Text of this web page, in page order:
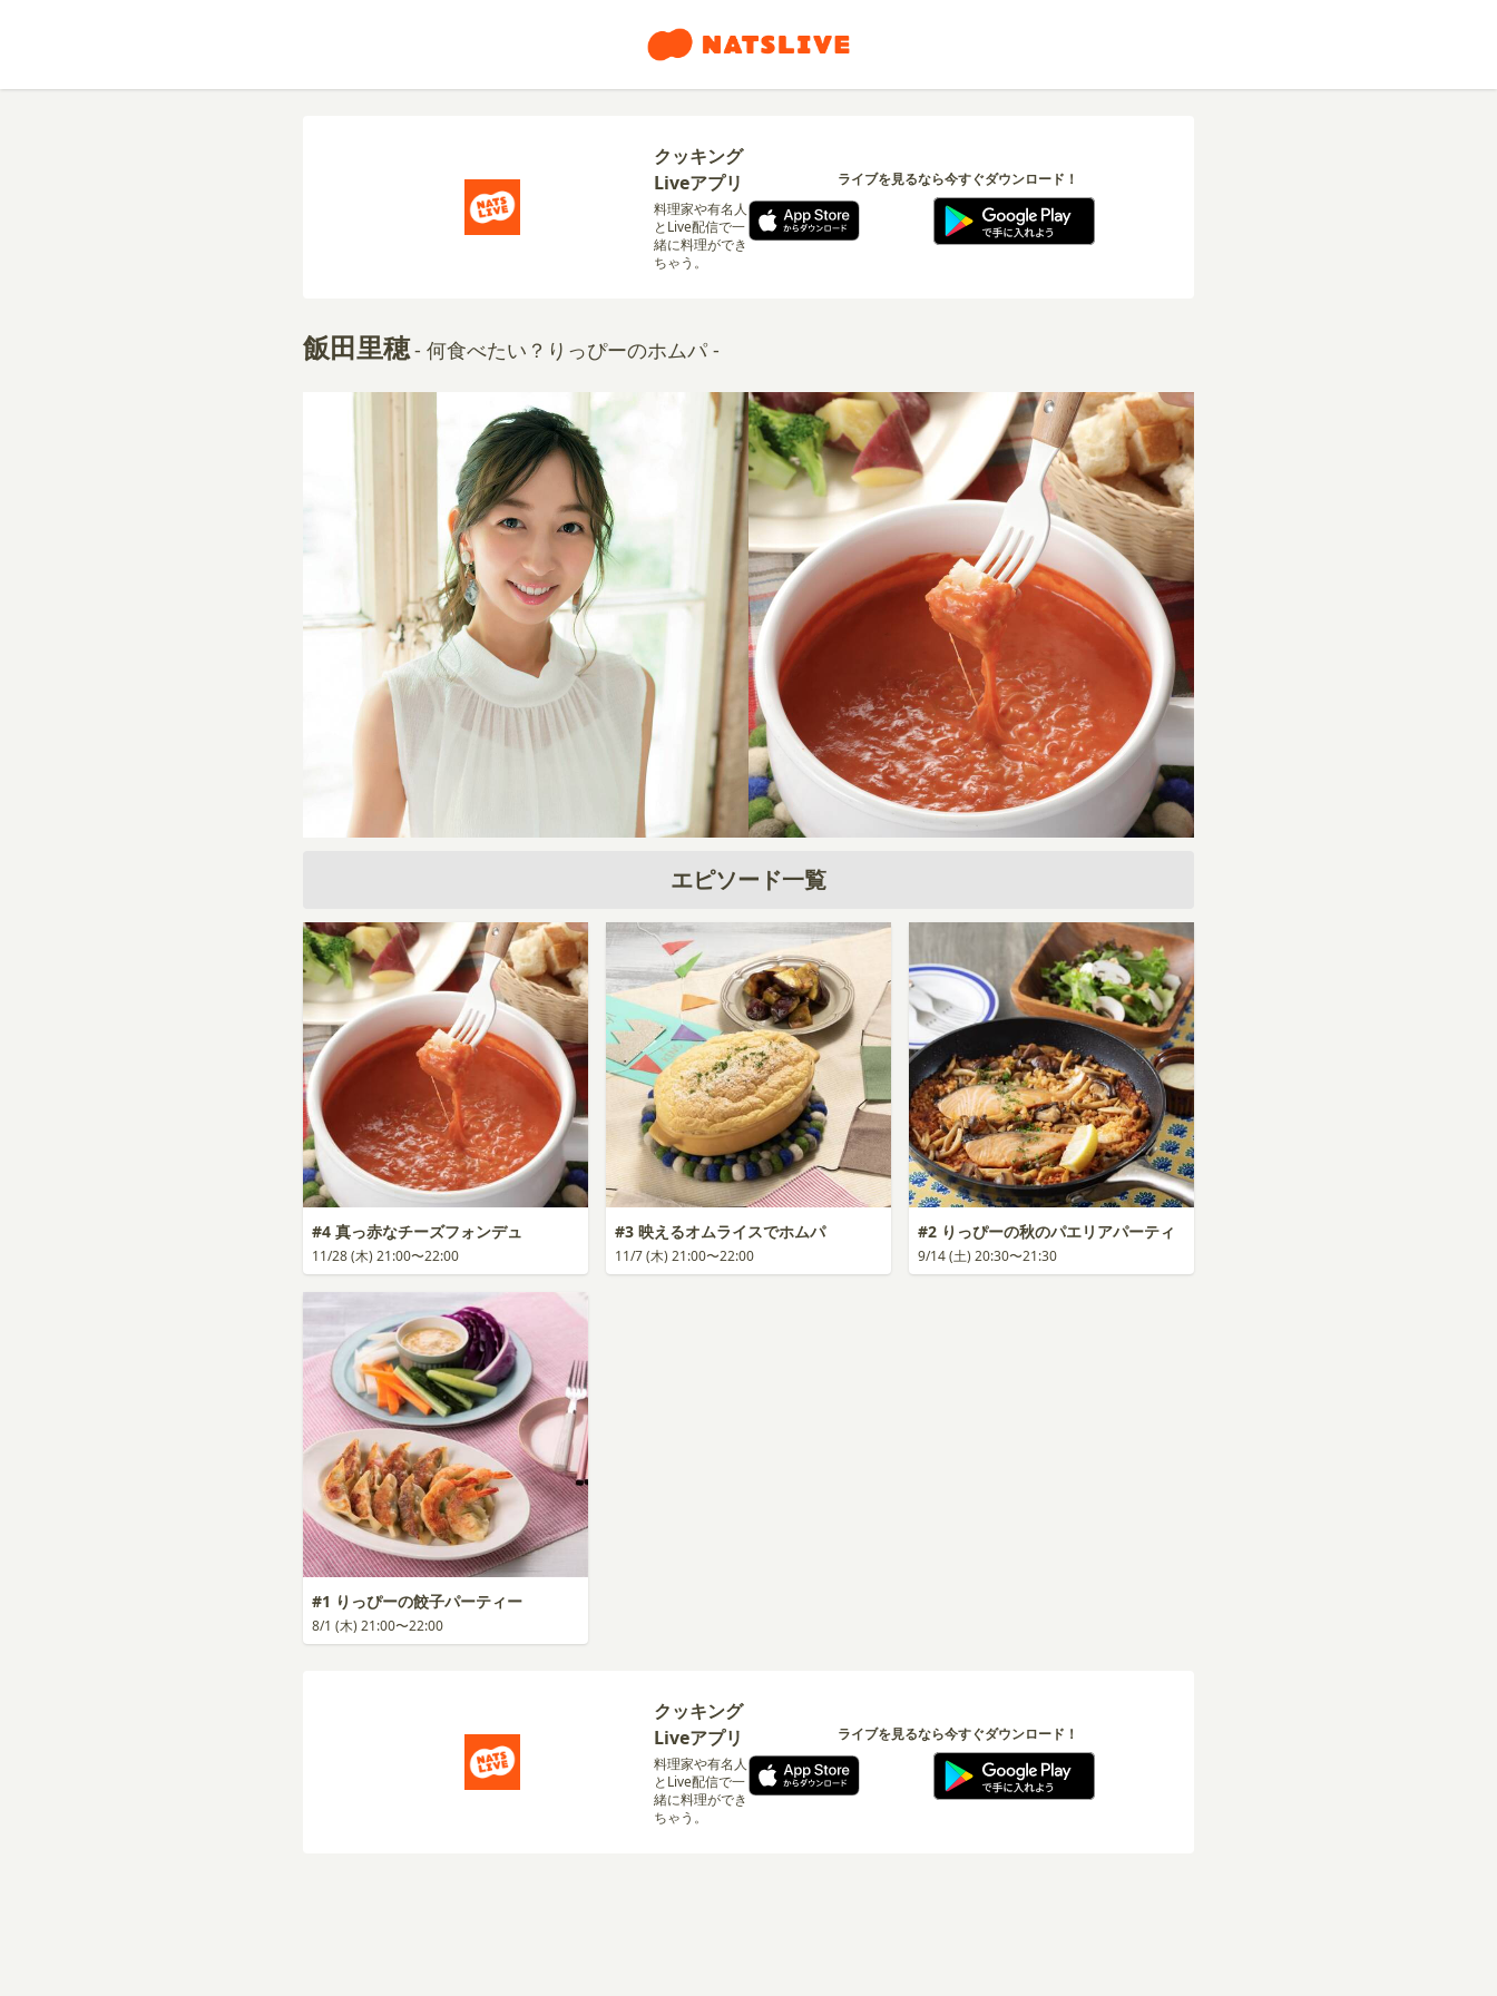
クッキング
Liveアプリ
料理家や有名人
とLive配信で一
緒に料理ができ
ちゃう。
ライブを見るなら今すぐダウンロード！
飯田里穂- 何食べたい？りっぴーのホムパ -
エピソード一覧
#4 真っ赤なチーズフォンデュ
11/28 (木) 21:00〜22:00
#3 映えるオムライスでホムパ
11/7 (木) 21:00〜22:00
#2 りっぴーの秋のパエリアパーティ
9/14 (土) 20:30〜21:30
#1 りっぴーの餃子パーティー
8/1 (木) 21:00〜22:00
クッキング
Liveアプリ
料理家や有名人
とLive配信で一
緒に料理ができ
ちゃう。
ライブを見るなら今すぐダウンロード！